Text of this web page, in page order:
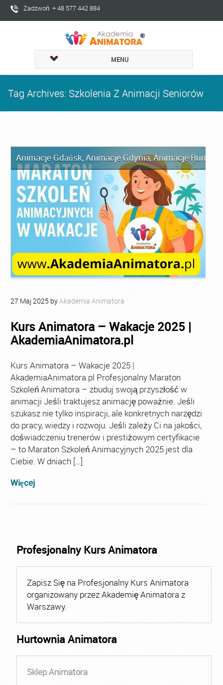
Zadzwoń + 48 577 442 884
MENU
Tag Archives: Szkolenia Z Animacji Seniorów
Animacje Gdańsk,Animacje Gdynia,Animacje Rumia
27 Maj 2025 byAkademia Animatora
Kurs Animatora – Wakacje 2025 |
AkademiaAnimatora.pl
Kurs Animatora – Wakacje 2025 |
AkademiaAnimatora.pl Profesjonalny Maraton
Szkoleń Animatora – zbuduj swoją przyszłość w
animacji Jeśli traktujesz animację poważnie. Jeśli
szukasz nie tylko inspiracji, ale konkretnych narzędzi
do pracy, wiedzy i rozwoju. Jeśli zależy Ci na jakości,
doświadczeniu trenerów i prestiżowym certyfikacie
– to Maraton Szkoleń Animacyjnych 2025 jest dla
Ciebie. W dniach […]
Więcej
Profesjonalny Kurs Animatora
Zapisz Się na Profesjonalny Kurs Animatora
organizowany przez Akademię Animatora z
Warszawy.
Hurtownia Animatora
Sklep Animatora